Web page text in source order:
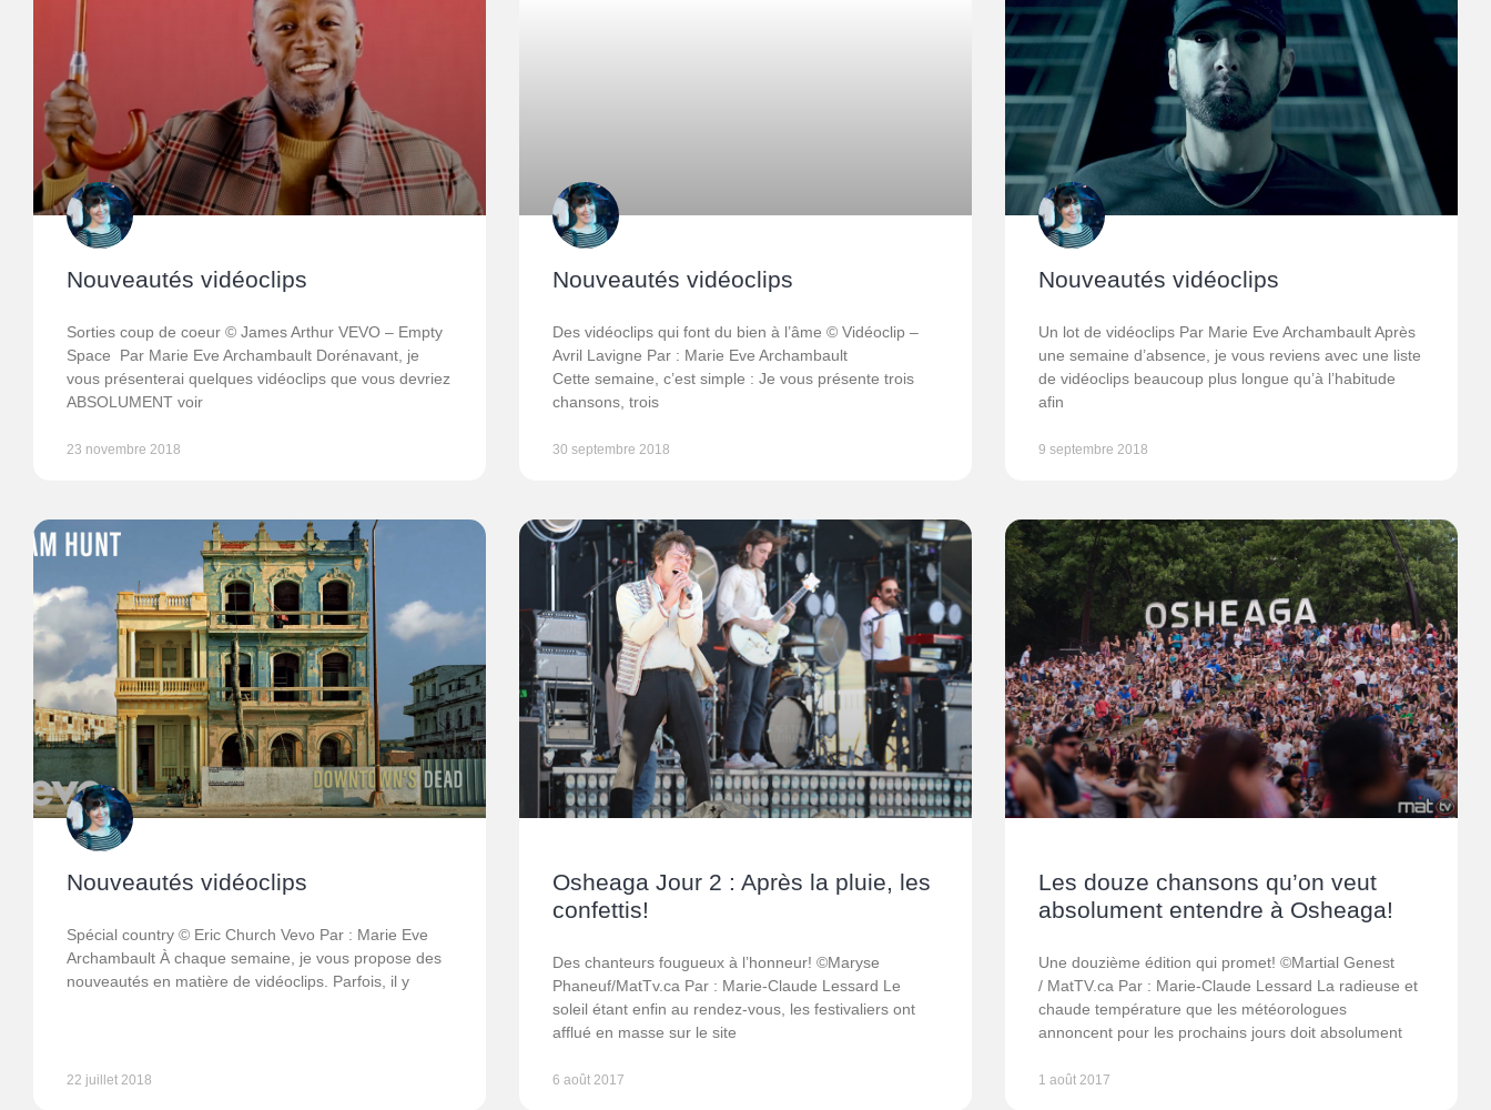
Nouveautés vidéoclips
Sorties coup de coeur © James Arthur VEVO – Empty
Space Par Marie Eve Archambault Dorénavant, je
vous présenterai quelques vidéoclips que vous devriez
ABSOLUMENT voir
23 novembre 2018
Nouveautés vidéoclips
Des vidéoclips qui font du bien à l’âme © Vidéoclip –
Avril Lavigne Par : Marie Eve Archambault
Cette semaine, c’est simple : Je vous présente trois
chansons, trois
30 septembre 2018
Nouveautés vidéoclips
Un lot de vidéoclips Par Marie Eve Archambault Après
une semaine d’absence, je vous reviens avec une liste
de vidéoclips beaucoup plus longue qu’à l’habitude
afin
9 septembre 2018
Nouveautés vidéoclips
Spécial country © Eric Church Vevo Par : Marie Eve
Archambault À chaque semaine, je vous propose des
nouveautés en matière de vidéoclips. Parfois, il y
22 juillet 2018
Osheaga Jour 2 : Après la pluie, les
confettis!
Des chanteurs fougueux à l’honneur! ©Maryse
Phaneuf/MatTv.ca Par : Marie-Claude Lessard Le
soleil étant enfin au rendez-vous, les festivaliers ont
afflué en masse sur le site
6 août 2017
Les douze chansons qu’on veut
absolument entendre à Osheaga!
Une douzième édition qui promet! ©Martial Genest
/ MatTV.ca Par : Marie-Claude Lessard La radieuse et
chaude température que les météorologues
annoncent pour les prochains jours doit absolument
1 août 2017